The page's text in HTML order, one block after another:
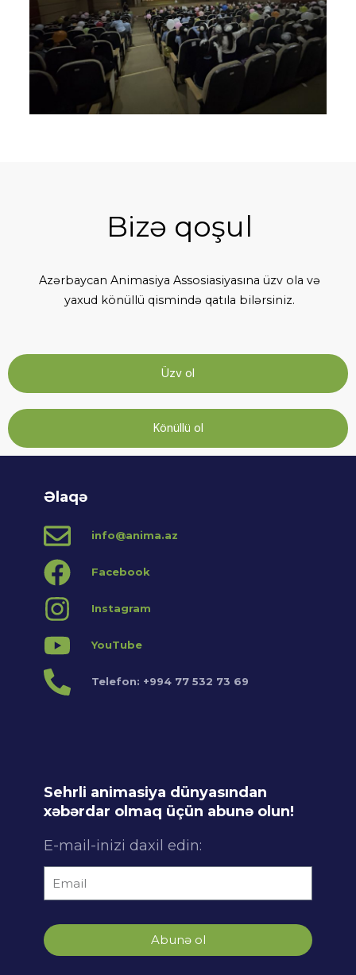
Bizə qoşul
Azərbaycan Animasiya Assosiasiyasına üzv ola və
yaxud könüllü qismində qatıla bilərsiniz.
Üzv ol
Könüllü ol
Əlaqə
info@anima.az
Facebook
Instagram
YouTube
Telefon: +994 77 532 73 69
Sehrli animasiya dünyasından
xəbərdar olmaq üçün abunə olun!
E-mail-inizi daxil edin:
Abunə ol